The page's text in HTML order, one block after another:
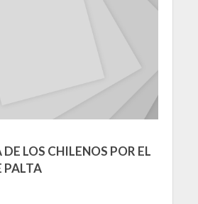
LOS CHILENOS POR EL
PALTA